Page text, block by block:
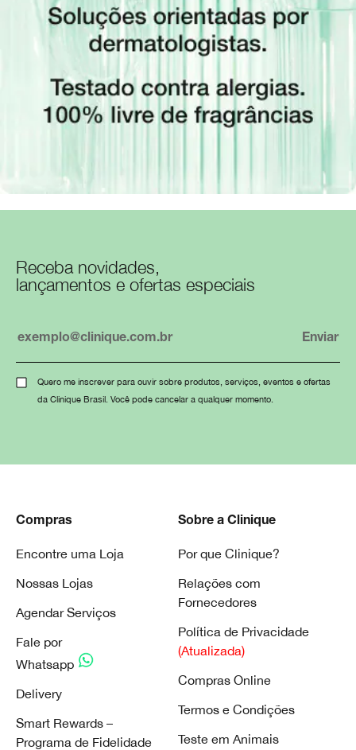
Receba novidades,
lançamentos e ofertas especiais
Quero me inscrever para ouvir sobre produtos, serviços, eventos e ofertas
da Clinique Brasil. Você pode cancelar a qualquer momento.
Compras
Encontre uma Loja
Nossas Lojas
Agendar Serviços
Fale por
Whatsapp
Delivery
Smart Rewards –
Programa de Fidelidade
Sobre a Clinique
Por que Clinique?
Relações com
Fornecedores
Política de Privacidade
(Atualizada)
Compras Online
Termos e Condições
Teste em Animais